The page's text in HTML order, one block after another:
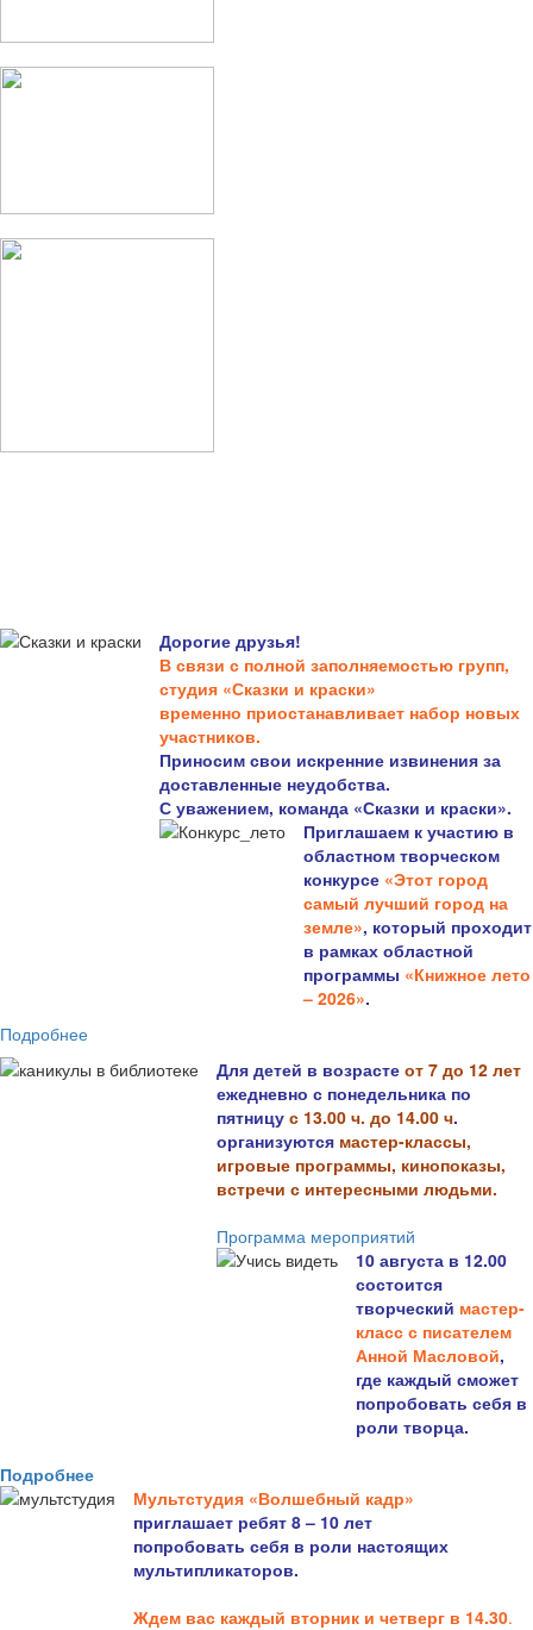
Дорогие друзья!
В связи с полной заполняемостью групп,
студия «Сказки и краски»
временно приостанавливает набор новых
участников.
Приносим свои искренние извинения за
доставленные неудобства.
С уважением, команда «Сказки и краски».
Приглашаем к участию в
областном творческом
конкурсе «Этот город
самый лучший город на
земле», который проходит
в рамках областной
программы «Книжное лето
– 2026».
Подробнее
Для детей в возрасте от 7 до 12 лет
ежедневно с понедельника по
пятницу с 13.00 ч. до 14.00 ч.
организуются мастер-классы,
игровые программы, кинопоказы,
встречи с интересными людьми.
Программа мероприятий
10 августа в 12.00
состоится
творческий мастер-
класс с писателем
Анной Масловой,
где каждый сможет
попробовать себя в
роли творца.
Подробнее
Мультстудия «Волшебный кадр»
приглашает ребят 8 – 10 лет
попробовать себя в роли настоящих
мультипликаторов.
Ждем вас каждый вторник и четверг в 14.30.